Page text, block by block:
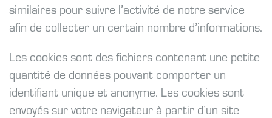
similaires pour suivre l’activité de notre service
afin de collecter un certain nombre d’informations.
Les cookies sont des fichiers contenant une petite
quantité de données pouvant comporter un
identifiant unique et anonyme. Les cookies sont
envoyés sur votre navigateur à partir d’un site